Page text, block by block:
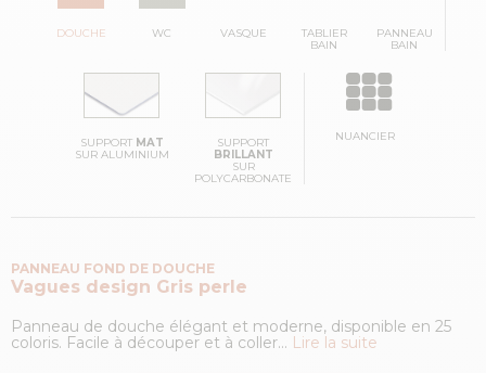
DOUCHE WC VASQUE
TABLIER
BAIN
PANNEAU
BAIN
SUPPORT MAT
SUR ALUMINIUM
SUPPORT
BRILLANT
SUR
POLYCARBONATE
NUANCIER
PANNEAU FOND DE DOUCHE
Vagues design Gris perle
Panneau de douche élégant et moderne, disponible en 25
coloris. Facile à découper et à coller... Lire la suite